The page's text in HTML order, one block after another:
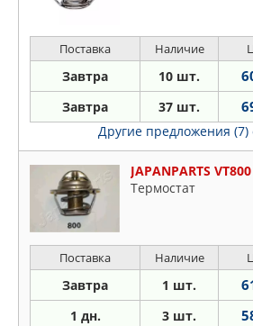
Поставка Наличие
Завтра 10 шт.
Завтра 37 шт.
Другие предложения (7)
JAPANPARTS VT800
Термостат
Поставка Наличие
Завтра 1 шт.
1 дн. 3 шт.